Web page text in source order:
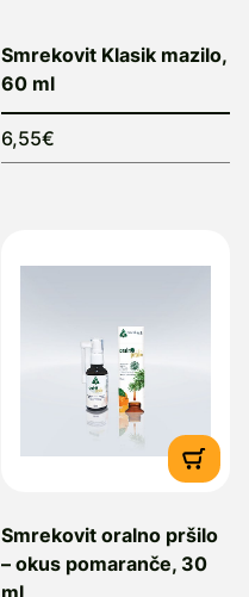
Smrekovit Klasik mazilo,
60 ml
6,55€
Smrekovit oralno pršilo
– okus pomaranče, 30
ml